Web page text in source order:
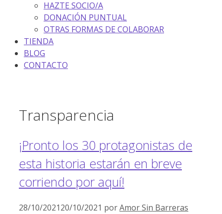
HAZTE SOCIO/A
DONACIÓN PUNTUAL
OTRAS FORMAS DE COLABORAR
TIENDA
BLOG
CONTACTO
Transparencia
¡Pronto los 30 protagonistas de
esta historia estarán en breve
corriendo por aquí!
28/10/202120/10/2021 porAmor Sin Barreras